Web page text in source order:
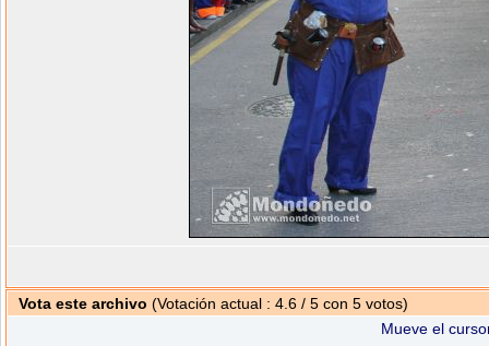
Vota este archivo (Votación actual : 4.6 / 5 con 5 votos)
Mueve el